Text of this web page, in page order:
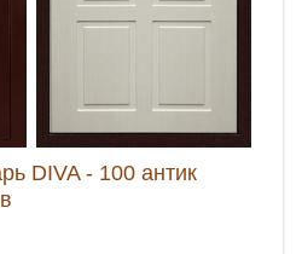
DIVA - 100 антик